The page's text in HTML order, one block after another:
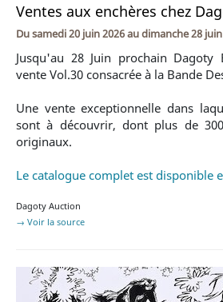
Ventes aux enchères chez
Dusamedi 20 juin 2026audimanche 28
Jusqu'au 28 Juin prochain Dagoty
vente Vol.30 consacrée à la Bande
Une vente exceptionnelle dans
sont à découvrir, dont plus de
originaux.
Le catalogue complet est disponible
Dagoty Auction
→ Voir la source